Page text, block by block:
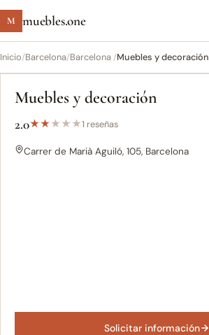
M muebles.one
Inicio/Barcelona/Barcelona ‎ /Muebles y decoración
Muebles y decoración
2.0★★★ ★ ★1 reseñas
Carrer de Marià Aguiló, 105, Barcelona
Solicitar información